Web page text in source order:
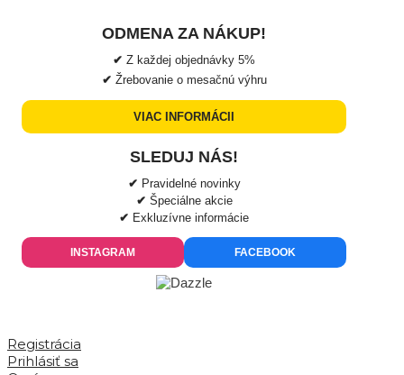
ODMENA ZA NÁKUP!
✔ Z každej objednávky 5%
✔ Žrebovanie o mesačnú výhru
VIAC INFORMÁCII
SLEDUJ NÁS!
✔ Pravidelné novinky
✔ Špeciálne akcie
✔ Exkluzívne informácie
INSTAGRAM FACEBOOK
Registrácia
Prihlásiť sa